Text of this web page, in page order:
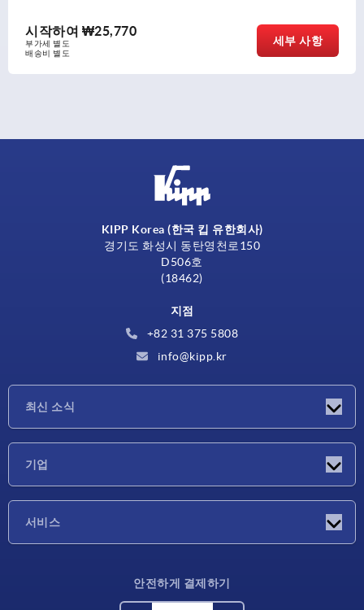
시작하여 ₩25,770
부가세 별도
배송비 별도
세부 사항
KIPP Korea (한국 킵 유한회사)
경기도 화성시 동탄영천로150
D506호
(18462)
지점
+82 31 375 5808
info@kipp.kr
최신 소식
기업
서비스
안전하게 결제하기